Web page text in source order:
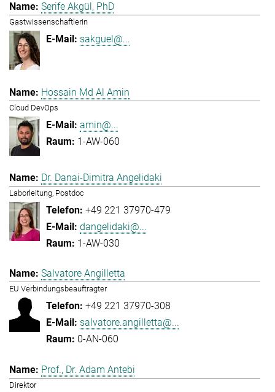
Serife Akgül, PhD
Gastwissenschaftlerin
sakguel@...
Hossain Md Al Amin
Cloud DevOps
amin@...
1-AW-060
Dr. Danai-Dimitra Angelidaki
Laborleitung, Postdoc
+49 221 37970-479
dangelidaki@...
1-AW-030
Salvatore Angilletta
EU Verbindungsbeauftragter
+49 221 37970-308
salvatore.angilletta@...
0-AN-060
Prof., Dr. Adam Antebi
Direktor